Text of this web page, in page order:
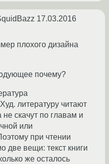
17.03.2016
плохого дизайна
почему?
литературу читают
скачут по главам и
или
при чтении
две вещи: текст книги
же осталось